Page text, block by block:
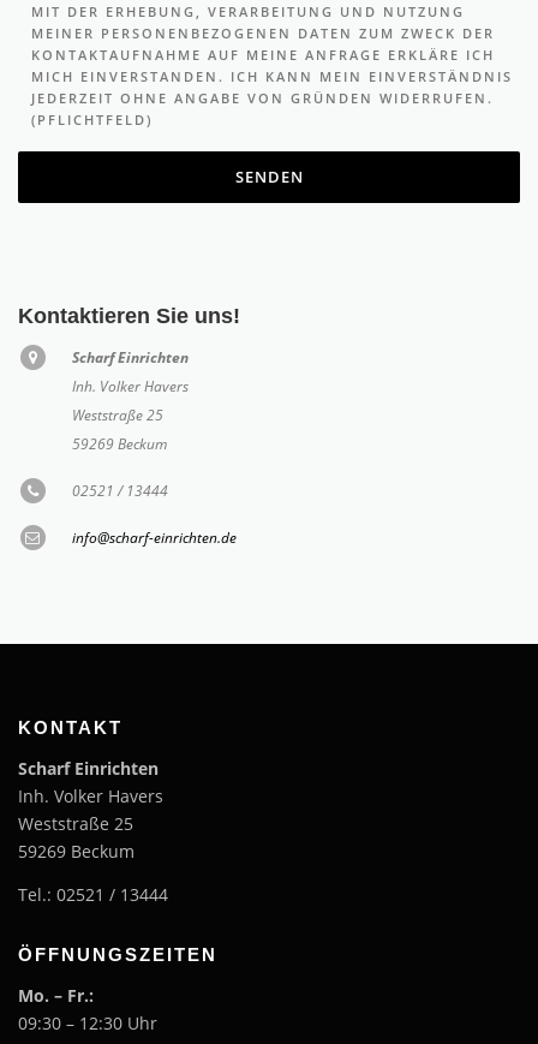
MIT DER ERHEBUNG, VERARBEITUNG UND NUTZUNG
MEINER PERSONEN­BEZOGENEN DATEN ZUM ZWECK DER
KONTAKT­AUFNAHME AUF MEINE ANFRAGE ERKLÄRE ICH
MICH EINVERSTANDEN. ICH KANN MEIN EINVERSTÄNDNIS
JEDERZEIT OHNE ANGABE VON GRÜNDEN WIDERRUFEN.
(PFLICHTFELD)
Kontaktieren Sie uns!
Scharf Einrichten
Inh. Volker Havers
Weststraße 25
59269 Beckum
02521 / 13444
info@scharf-einrichten.de
KONTAKT
Scharf Einrichten
Inh. Volker Havers
Weststraße 25
59269 Beckum
Tel.: 02521 / 13444
ÖFFNUNGSZEITEN
Mo. – Fr.:
09:30 – 12:30 Uhr